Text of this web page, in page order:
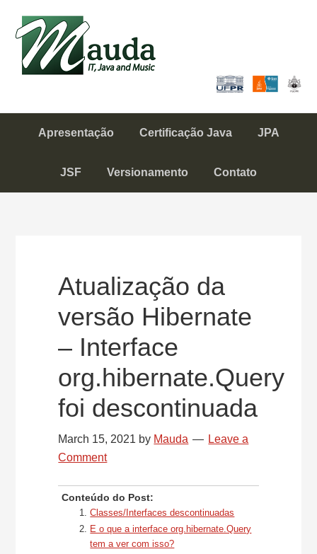
primary
navigation
content
Mauda
IT, Java and Music
Apresentação Certificação Java JPA
JSF Versionamento Contato
Atualização da
versão Hibernate
– Interface
org.hibernate.Query
foi descontinuada
March 15, 2021 by Mauda
Leave a
Comment
Conteúdo do Post:
Classes/Interfaces descontinuadas
E o que a interface org.hibernate.Query
tem a ver com isso?